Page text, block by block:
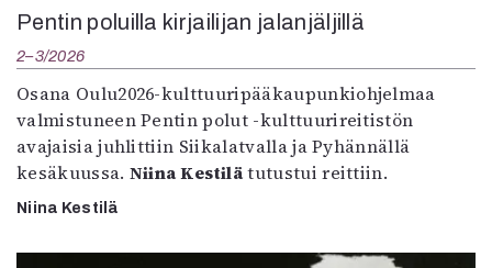
Pentin poluilla kirjailijan jalanjäljillä
2–3/2026
Osana Oulu2026-kulttuuripääkaupunkiohjelmaa
valmistuneen Pentin polut -kulttuurireitistön
avajaisia juhlittiin Siikalatvalla ja Pyhännällä
kesäkuussa. Niina Kestilätutustui reittiin.
Niina Kestilä